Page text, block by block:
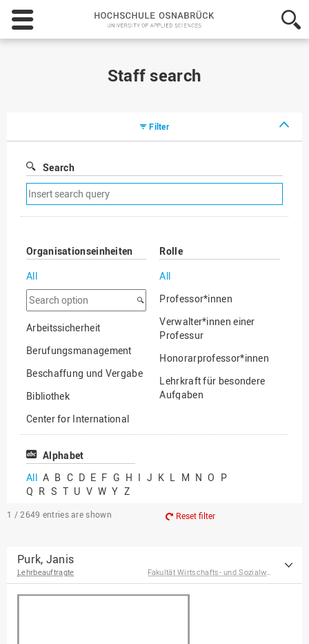
Hochschule
Osnabrück
-
Staff search
Filter
Search
Remove
search
filter
Organisationseinheiten
All
Search
option
Arbeitssicherheit
Berufungsmanagement
Beschaffung und Vergabe
Bibliothek
Center for International
Mobility
Center for International
Chancengerechtigkeit
eLearning Competence
EU-Büro
Fakultät
Agrarwissenschaften und
Rolle
All
Professor*innen
Verwalter*innen einer
Professur
Honorarprofessor*innen
Lehrkraft für besondere
Aufgaben
Professor*innen im
Alphabet
All A B C D E F G H I J K L M N O P
Q R S T U V W Y Z
1 / 2649 entries are shown Reset filter
Purk, Janis
Lehrbeauftragte